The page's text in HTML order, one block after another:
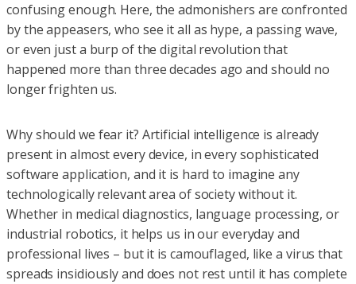
confusing enough. Here, the admonishers are confronted
by the appeasers, who see it all as hype, a passing wave,
or even just a burp of the digital revolution that
happened more than three decades ago and should no
longer frighten us.
Why should we fear it? Artificial intelligence is already
present in almost every device, in every sophisticated
software application, and it is hard to imagine any
technologically relevant area of society without it.
Whether in medical diagnostics, language processing, or
industrial robotics, it helps us in our everyday and
professional lives – but it is camouflaged, like a virus that
spreads insidiously and does not rest until it has complete